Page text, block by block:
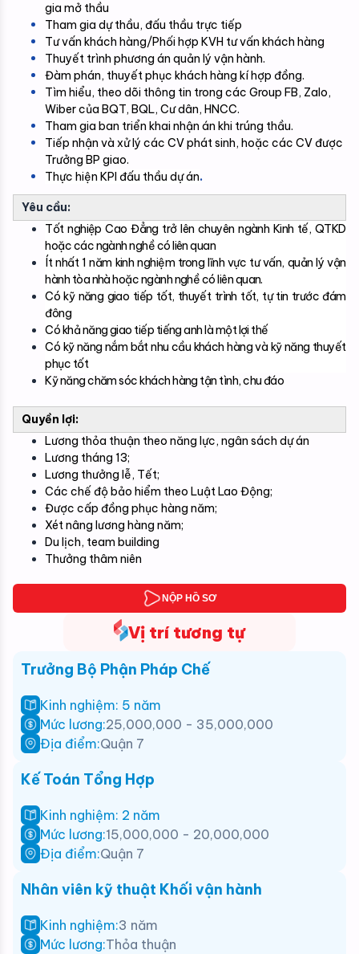
gia mở thầu
Tham gia dự thầu, đấu thầu trực tiếp
Tư vấn khách hàng/Phối hợp KVH tư vấn khách hàng
Thuyết trình phương án quản lý vận hành.
Đàm phán, thuyết phục khách hàng kí hợp đồng.
Tìm hiểu, theo dõi thông tin trong các Group FB, Zalo,
Wiber của BQT, BQL, Cư dân, HNCC.
Tham gia ban triển khai nhận án khi trúng thầu.
Tiếp nhận và xử lý các CV phát sinh, hoặc các CV được
Trưởng BP giao.
Thực hiện KPI đấu thầu dự án.
Yêu cầu:
Tốt nghiệp Cao Đẳng trở lên chuyên ngành Kinh tế, QTKD
hoặc các ngành nghề có liên quan
Ít nhất 1 năm kinh nghiệm trong lĩnh vực tư vấn, quản lý vận
hành tòa nhà hoặc ngành nghề có liên quan.
Có kỹ năng giao tiếp tốt, thuyết trình tốt, tự tin trước đám
đông
Có khả năng giao tiếp tiếng anh là một lợi thế
Có kỹ năng nắm bắt nhu cầu khách hàng và kỹ năng thuyết
phục tốt
Kỹ năng chăm sóc khách hàng tận tình, chu đáo
Quyền lợi:
Lương thỏa thuận theo năng lực, ngân sách dự án
Lương tháng 13;
Lương thưởng lễ, Tết;
Các chế độ bảo hiểm theo Luật Lao Động;
Được cấp đồng phục hàng năm;
Xét nâng lương hàng năm;
Du lịch, team building
Thưởng thâm niên
NỘP HỒ SƠ
Vị trí tương tự
Trưởng Bộ Phận Pháp Chế
Kinh nghiệm: 5 năm
Mức lương:25,000,000 - 35,000,000
Địa điểm:Quận 7
Kế Toán Tổng Hợp
Kinh nghiệm: 2 năm
Mức lương:15,000,000 - 20,000,000
Địa điểm:Quận 7
Nhân viên kỹ thuật Khối vận hành
Kinh nghiệm:3 năm
Mức lương:Thỏa thuận